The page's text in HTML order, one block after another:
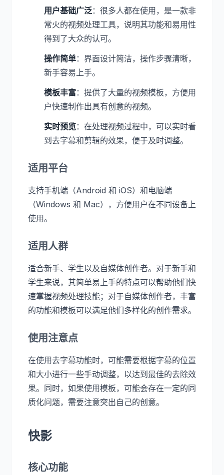
用户基础广泛：很多人都在使用，是一款非
常火的视频处理工具，说明其功能和易用性
得到了大众的认可。
操作简单：界面设计简洁，操作步骤清晰，
新手容易上手。
模板丰富：提供了大量的视频模板，方便用
户快速制作出具有创意的视频。
实时预览：在处理视频过程中，可以实时看
到去字幕和剪辑的效果，便于及时调整。
适用平台
支持手机端（Android 和 iOS）和电脑端
（Windows 和 Mac），方便用户在不同设备上
使用。
适用人群
适合新手、学生以及自媒体创作者。对于新手和
学生来说，其简单易上手的特点可以帮助他们快
速掌握视频处理技能；对于自媒体创作者，丰富
的功能和模板可以满足他们多样化的创作需求。
使用注意点
在使用去字幕功能时，可能需要根据字幕的位置
和大小进行一些手动调整，以达到最佳的去除效
果。同时，如果使用模板，可能会存在一定的同
质化问题，需要注意突出自己的创意。
快影
核心功能